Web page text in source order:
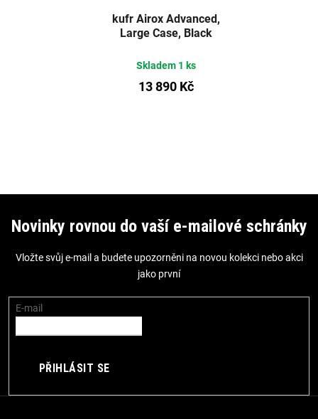
kufr Airox Advanced,
Large Case, Black
Skladem 1 ks
13 890 Kč
Novinky rovnou do vaší e-mailové schránky
Vložte svůj e-mail a budete upozorněni na novou kolekci nebo akci
jako první
E-mail
PŘIHLÁSIT SE